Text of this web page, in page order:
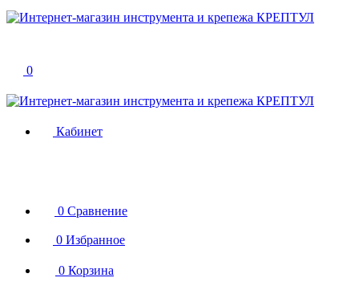
0
Кабинет
0 Сравнение
0 Избранное
0 Корзина